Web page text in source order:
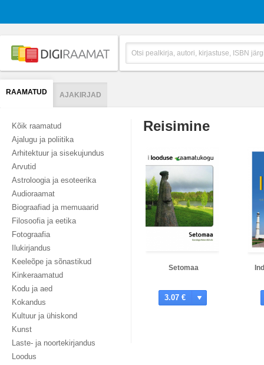
RAAMATUD AJAKIRJAD
Kõik raamatud
Ajalugu ja poliitika
Arhitektuur ja sisekujundus
Arvutid
Astroloogia ja esoteerika
Audioraamat
Biograafiad ja memuaarid
Filosoofia ja eetika
Fotograafia
Ilukirjandus
Keeleõpe ja sõnastikud
Kinkeraamatud
Kodu ja aed
Kokandus
Kultuur ja ühiskond
Kunst
Laste- ja noortekirjandus
Loodus
Reisimine
Setomaa
3.07 €